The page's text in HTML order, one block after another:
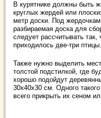
В курятнике должны быть
круглых жердей или
метр доски. Под
разбираемая доска для
следует рассчитывать
приходилось две-три птицы.
Также нужно выделить
толстой подстилкой, где
хорошо подойдут
30х40х30 см. Одного
всего прикрыть их сеном